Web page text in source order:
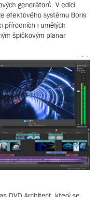
generátorů. V edici
efektového systému Boris
přírodních i umělých
špičkovým planar
DVD Architect, který se